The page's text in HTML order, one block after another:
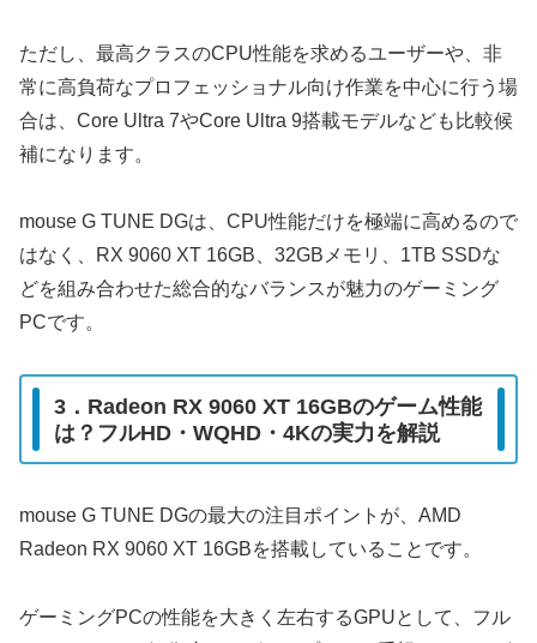
ただし、最高クラスのCPU性能を求めるユーザーや、非
常に高負荷なプロフェッショナル向け作業を中心に行う場
合は、Core Ultra 7やCore Ultra 9搭載モデルなども比較候
補になります。
mouse G TUNE DGは、CPU性能だけを極端に高めるので
はなく、RX 9060 XT 16GB、32GBメモリ、1TB SSDな
どを組み合わせた総合的なバランスが魅力のゲーミング
PCです。
3．Radeon RX 9060 XT 16GBのゲーム性能
は？フルHD・WQHD・4Kの実力を解説
mouse G TUNE DGの最大の注目ポイントが、AMD
Radeon RX 9060 XT 16GBを搭載していることです。
ゲーミングPCの性能を大きく左右するGPUとして、フル